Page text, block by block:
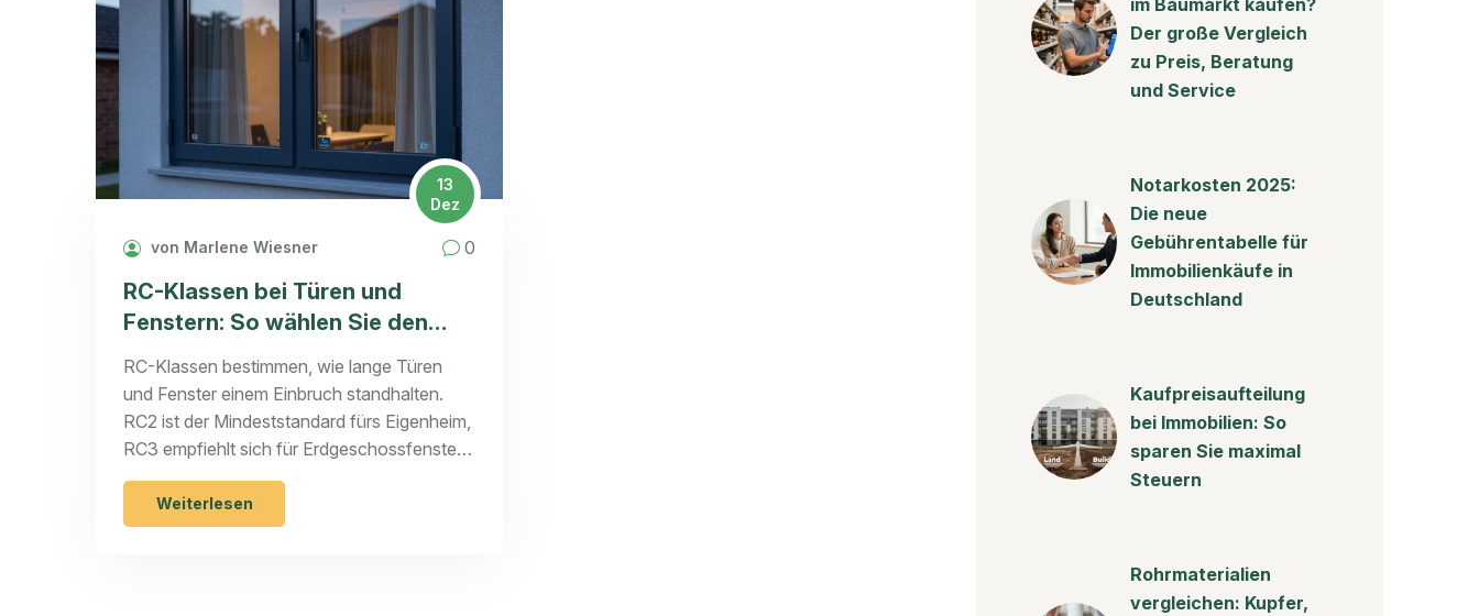
13
Dez
von Marlene Wiesner 0
RC-Klassen bei Türen und
Fenstern: So wählen Sie den
richtigen Einbruchschutz
RC-Klassen bestimmen, wie lange Türen
und Fenster einem Einbruch standhalten.
RC2 ist der Mindeststandard fürs Eigenheim,
RC3 empfiehlt sich für Erdgeschossfenster.
Erfahren Sie, welche Klasse wirklich schützt
und wie Sie richtig umrüsten.
Weiterlesen
im Baumarkt kaufen?
Der große Vergleich
zu Preis, Beratung
und Service
Notarkosten 2025:
Die neue
Gebührentabelle für
Immobilienkäufe in
Deutschland
Kaufpreisaufteilung
bei Immobilien: So
sparen Sie maximal
Steuern
Rohrmaterialien
vergleichen: Kupfer,